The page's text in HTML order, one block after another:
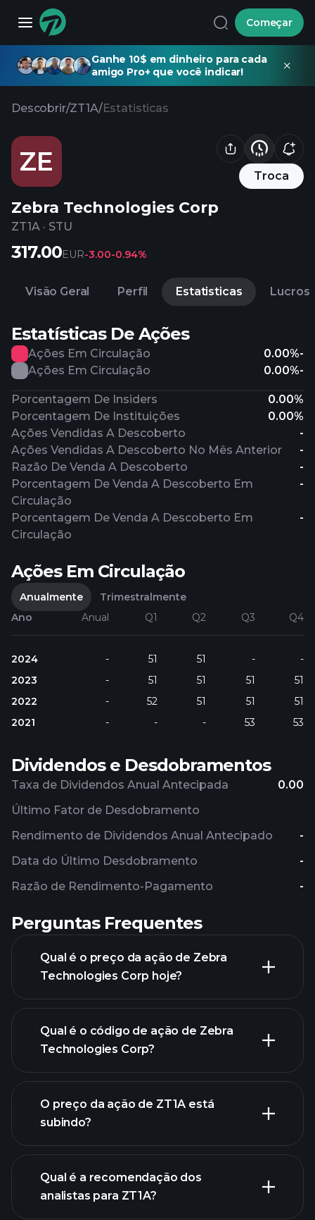
Começar
Ganhe 10$ em dinheiro para cada
amigo Pro+ que você indicar!
Descobrir/ZT1A/Estatisticas
ZE Troca
Zebra Technologies Corp
ZT1A · STU
317.00EUR-3.00-0.94%
Visão Geral Perfil Estatisticas Lucros
Estatísticas De Ações
Ações Em Circulação 0.00%-
Ações Em Circulação
0.00%-
Porcentagem De Insiders
0.00%
Porcentagem De Instituições
0.00%
Ações Vendidas A Descoberto
-
Ações Vendidas A Descoberto No Mês Anterior
-
Razão De Venda A Descoberto
-
Porcentagem De Venda A Descoberto Em
Circulação
-
Porcentagem De Venda A Descoberto Em
Circulação
-
Ações Em Circulação
Anualmente
Trimestralmente
Ano
Anual Q1 Q2 Q3 Q4
2024 - 51 51 -
-
2023
- 51 51 51
51
2022
- 52 51 51
51
2021
- - - 53 53
Dividendos e Desdobramentos
Taxa de Dividendos Anual Antecipada 0.00
Rendimento de Dividendos Anual Antecipado -
Razão de Rendimento-Pagamento -
Último Fator de Desdobramento
Data do Último Desdobramento -
Perguntas Frequentes
Qual é o preço da ação de Zebra
Technologies Corp hoje?
gráfico avançado
Qual é o código de ação de Zebra
Technologies Corp?
O preço da ação de ZT1A está
subindo?
Qual é a recomendação dos
analistas para ZT1A?